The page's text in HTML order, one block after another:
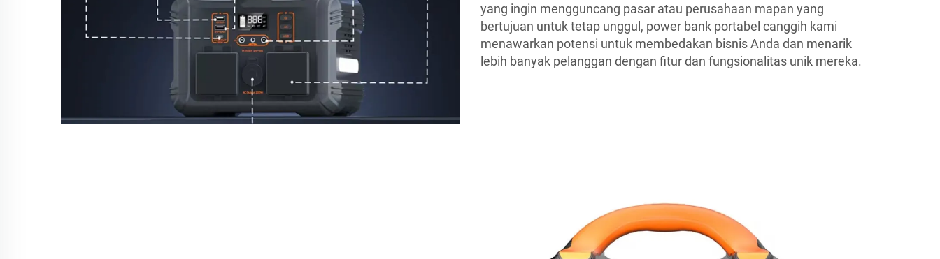
yang ingin mengguncang pasar atau perusahaan mapan yang
bertujuan untuk tetap unggul, power bank portabel canggih kami
menawarkan potensi untuk membedakan bisnis Anda dan menarik
lebih banyak pelanggan dengan fitur dan fungsionalitas unik mereka.